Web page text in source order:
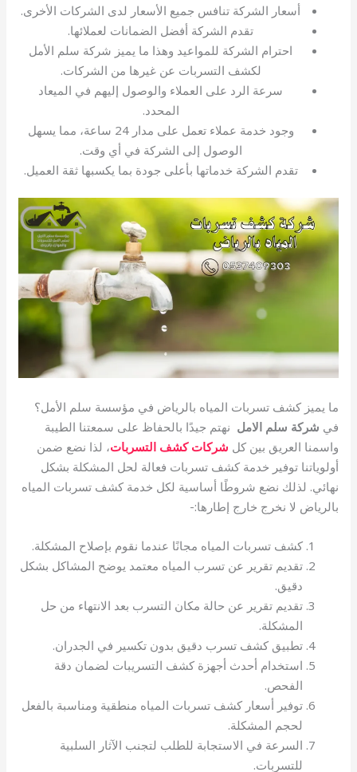
أسعار الشركة تنافس جميع الأسعار لدى الشركات الأخرى.
تقدم الشركة أفضل الضمانات لعملائها.
احترام الشركة للمواعيد وهذا ما يميز شركة سلم الأمل
لكشف التسربات عن غيرها من الشركات.
سرعة الرد على العملاء والوصول إليهم في الميعاد
المحدد.
وجود خدمة عملاء تعمل على مدار 24 ساعة، مما يسهل
الوصول إلى الشركة في أي وقت.
تقدم الشركة خدماتها بأعلى جودة بما يكسبها ثقة العميل.
ما يميز كشف تسربات المياه بالرياض في مؤسسة سلم الأمل؟
في شركة سلم الامل نهتم جيدًا بالحفاظ على سمعتنا الطيبة
واسمنا العريق بين كل شركات كشف التسربات، لذا نضع ضمن
أولوياتنا توفير خدمة كشف تسربات فعالة لحل المشكلة بشكل
نهائي. لذلك نضع شروطًا أساسية لكل خدمة كشف تسربات المياه
بالرياض لا نخرج خارج إطارها:-
كشف تسربات المياه مجانًا عندما نقوم بإصلاح المشكلة.
تقديم تقرير عن تسرب المياه معتمد يوضح المشاكل بشكل
دقيق.
تقديم تقرير عن حالة مكان التسرب بعد الانتهاء من حل
المشكلة.
تطبيق كشف تسرب دقيق بدون تكسير في الجدران.
استخدام أحدث أجهزة كشف التسريبات لضمان دقة
الفحص.
توفير أسعار كشف تسربات المياه منطقية ومناسبة بالفعل
لحجم المشكلة.
السرعة في الاستجابة للطلب لتجنب الآثار السلبية
للتسربات.